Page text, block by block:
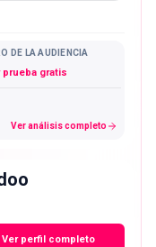
DE LA AUDIENCIA
prueba gratis
Ver análisis completo
Ver perfil completo